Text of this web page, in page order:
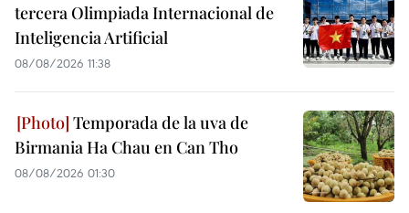
tercera Olimpiada Internacional de
Inteligencia Artificial
08/08/2026 11:38
Temporada de la uva de
Birmania Ha Chau en Can Tho
08/08/2026 01:30